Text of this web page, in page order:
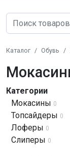
Каталог Обувь
Категории
Мокасины 0
Топсайдеры 0
Лоферы 0
Слиперы 0